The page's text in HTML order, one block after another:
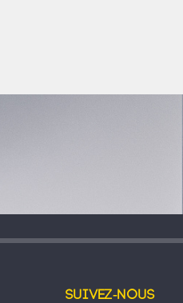
Suivez-nous